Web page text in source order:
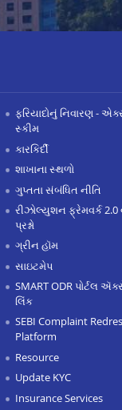
ફરિયાદોનું નિવારણ -
સ્કીમ
કારકિર્દી
શાખાના સ્થળો
ગુપ્તતા સંબંધિત નીતિ
રીઝોલ્યુશન ફ્રેમવર્ક 2.0
પ્રશ્નો
ગ્રીન હૉમ
સાઇટમેપ
SMART ODR પોર્ટલ
લિંક
SEBI Complaint
Platform
Resource
Update KYC
Insurance Services